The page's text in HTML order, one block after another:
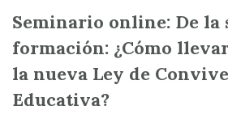
Seminario online: De la
formación: ¿Cómo
la nueva Ley de
Educativa?